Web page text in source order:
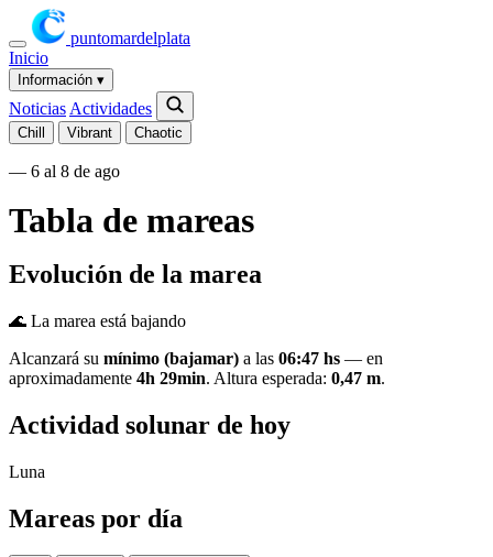
puntomardelplata
Inicio
Información ▾
Noticias Actividades
Chill Vibrant Chaotic
— 6 al 8 de ago
Tabla de mareas
Evolución de la marea
🌊 La marea está bajando
Alcanzará su mínimo (bajamar) a las 06:47 hs — en
aproximadamente 4h 29min. Altura esperada: 0,47 m.
Actividad solunar de hoy
Luna
Mareas por día